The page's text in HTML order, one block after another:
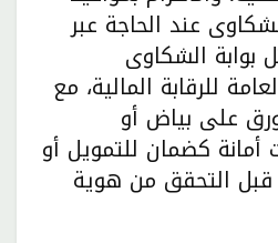
عند الحاجة عبر
بوابة الشكاوى
للرقابة المالية، مع
على بياض أو
أمانة كضمان للتمويل أو
التحقق من هوية